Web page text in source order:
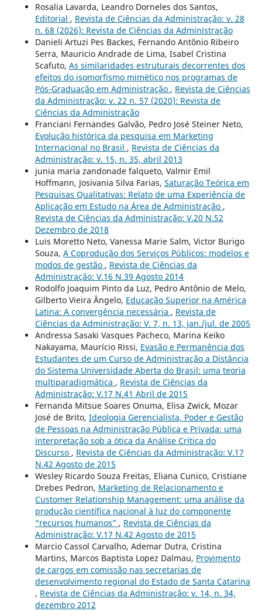
Rosalia Lavarda, Leandro Dorneles dos Santos,
Editorial , Revista de Ciências da Administração: v. 28
n. 68 (2026): Revista de Ciências da Administração
Danieli Artuzi Pes Backes, Fernando Antônio Ribeiro
Serra, Mauricio Andrade de Lima, Isabel Cristina
Scafuto, As similaridades estruturais decorrentes dos
efeitos do isomorfismo mimético nos programas de
Pós-Graduação em Administração , Revista de Ciências
da Administração: v. 22 n. 57 (2020): Revista de
Ciências da Administração
Franciani Fernandes Galvão, Pedro José Steiner Neto,
Evolução histórica da pesquisa em Marketing
Internacional no Brasil , Revista de Ciências da
Administração: v. 15, n. 35, abril 2013
junia maria zandonade falqueto, Valmir Emil
Hoffmann, Josivania Silva Farias, Saturação Teórica em
Pesquisas Qualitativas: Relato de uma Experiência de
Aplicação em Estudo na Área de Administração ,
Revista de Ciências da Administração: V.20 N.52
Dezembro de 2018
Luis Moretto Neto, Vanessa Marie Salm, Victor Burigo
Souza, A Coprodução dos Serviços Públicos: modelos e
modos de gestão , Revista de Ciências da
Administração: V.16 N.39 Agosto 2014
Rodolfo Joaquim Pinto da Luz, Pedro Antônio de Melo,
Gilberto Vieira Ângelo, Educação Superior na América
Latina: A convergência necessária , Revista de
Ciências da Administração: V. 7, n. 13, jan./jul. de 2005
Andressa Sasaki Vasques Pacheco, Marina Keiko
Nakayama, Maurício Rissi, Evasão e Permanência dos
Estudantes de um Curso de Administração a Distância
do Sistema Universidade Aberta do Brasil: uma teoria
multiparadigmática , Revista de Ciências da
Administração: V.17 N.41 Abril de 2015
Fernanda Mitsue Soares Onuma, Elisa Zwick, Mozar
José de Brito, Ideologia Gerencialista, Poder e Gestão
de Pessoas na Administração Pública e Privada: uma
interpretação sob a ótica da Análise Crítica do
Discurso , Revista de Ciências da Administração: V.17
N.42 Agosto de 2015
Wesley Ricardo Souza Freitas, Eliana Cunico, Cristiane
Drebes Pedron, Marketing de Relacionamento e
Customer Relationship Management: uma análise da
produção científica nacional à luz do componente
“recursos humanos” , Revista de Ciências da
Administração: V.17 N.42 Agosto de 2015
Marcio Cassol Carvalho, Ademar Dutra, Cristina
Martins, Marcos Baptista Lopez Dalmau, Provimento
de cargos em comissão nas secretarias de
desenvolvimento regional do Estado de Santa Catarina
, Revista de Ciências da Administração: v. 14, n. 34,
dezembro 2012